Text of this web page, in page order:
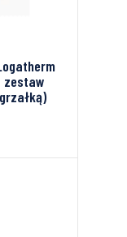
zestaw